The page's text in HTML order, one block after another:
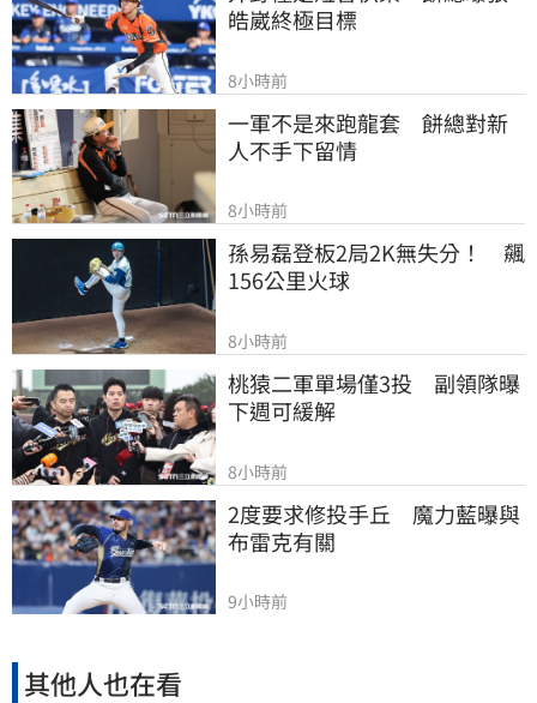
皓崴終極目標
8小時前
一軍不是來跑龍套　餅總對新
人不手下留情
8小時前
孫易磊登板2局2K無失分！　飆
156公里火球
8小時前
桃猿二軍單場僅3投　副領隊曝
下週可緩解
8小時前
2度要求修投手丘　魔力藍曝與
布雷克有關
9小時前
其他人也在看